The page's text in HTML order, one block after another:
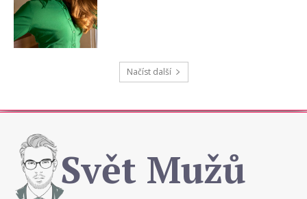
Načíst další
Svět Mužů